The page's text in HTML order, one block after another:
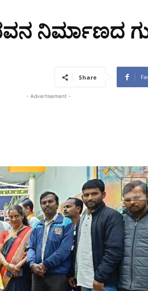
ಭವನ ನಿರ್ಮಾಣದ
Share
- Advertisement -